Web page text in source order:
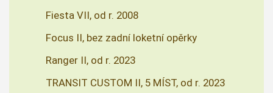
Fiesta VII, od r. 2008
Focus II, bez zadní loketní opěrky
Ranger II, od r. 2023
TRANSIT CUSTOM II, 5 MÍST, od r. 2023